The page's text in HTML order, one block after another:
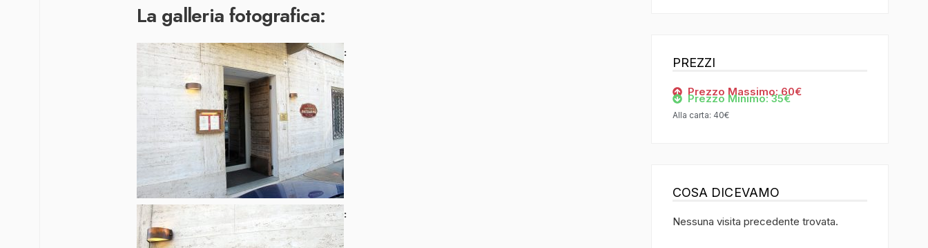
La galleria fotografica:
PREZZI
Prezzo Massimo: 60€
Prezzo Minimo: 35€
Alla carta: 40€
COSA DICEVAMO
Nessuna visita precedente trovata.